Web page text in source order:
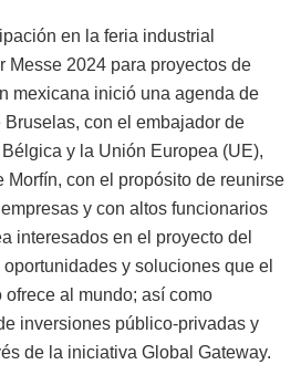
en la feria industrial
Messe 2024 para proyectos de
mexicana inició una agenda de
con el embajador de
y la Unión Europea (UE),
Morfín, con el propósito de reunirse
y con altos funcionarios
interesados en el proyecto del
y soluciones que el
al mundo; así como
inversiones público-privadas y
de la iniciativa Global Gateway.